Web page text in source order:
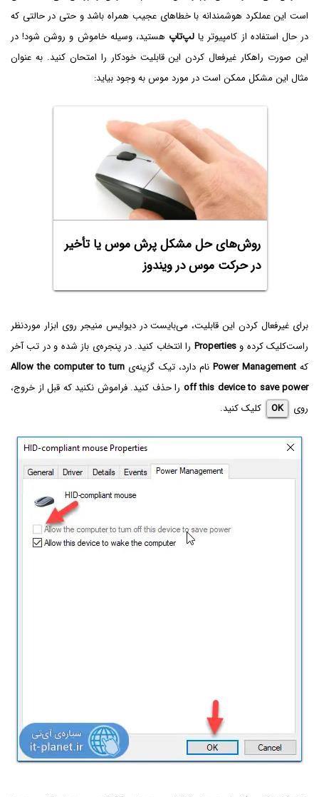
است این عملکرد هوشمندانه با خطاهای عجیب همراه باشد و حتی در حالتی که
در حال استفاده از کامپیوتر یا لپ‌تاپ هستید، وسیله خاموش و روشن شود! در
این صورت راهکار غیرفعال کردن این قابلیت خودکار را امتحان کنید. به عنوان
مثال این مشکل ممکن است در مورد موس به وجود بیاید:
روش‌های حل مشکل پرش موس یا تأخیر
در حرکت موس در ویندوز
برای غیرفعال کردن این قابلیت، می‌بایست در دیوایس منیجر روی ابزار موردنظر
راست‌کلیک کرده وProperties را انتخاب کنید. در پنجره‌ی باز شده و در تب آخر
کهPower Management نام دارد، تیک گزینه‌ی Allow the computer to turn
off this device to save power را حذف کنید. فراموش نکنید که قبل از خروج،
روی
OK کلیک کنید.